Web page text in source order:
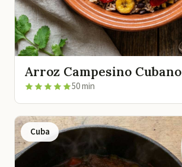
Arroz Campesino Cubano
50 min
Cuba